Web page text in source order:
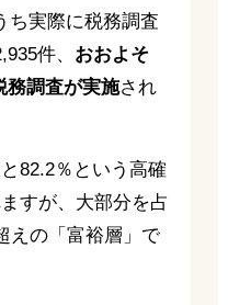
ち実際に税務調査
件、 おおよそ
務調査が実施され
82.2％という高確
すが、大部分を占
えの「富裕層」で